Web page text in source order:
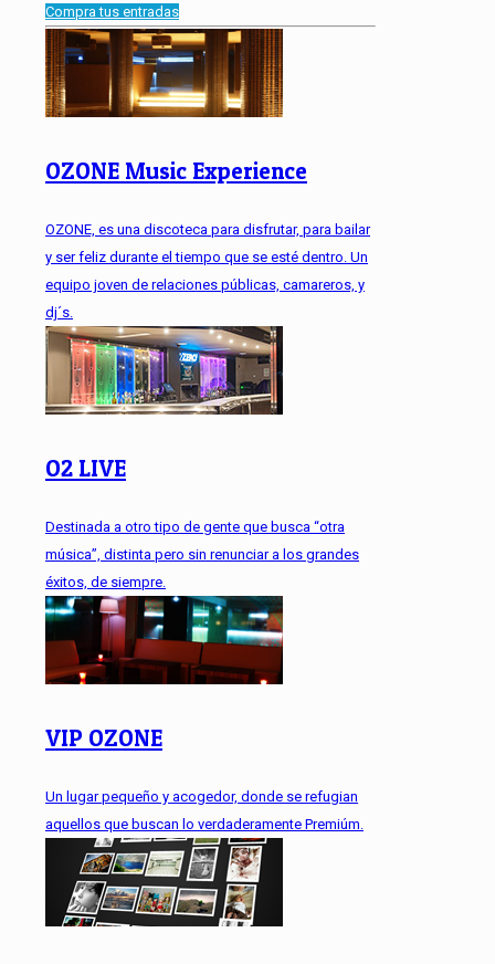
Compra tus entradas
OZONE Music Experience
OZONE, es una discoteca para disfrutar, para bailar
y ser feliz durante el tiempo que se esté dentro. Un
equipo joven de relaciones públicas, camareros, y
dj´s.
O2 LIVE
Destinada a otro tipo de gente que busca “otra
música”, distinta pero sin renunciar a los grandes
éxitos, de siempre.
VIP OZONE
Un lugar pequeño y acogedor, donde se refugian
aquellos que buscan lo verdaderamente Premiúm.